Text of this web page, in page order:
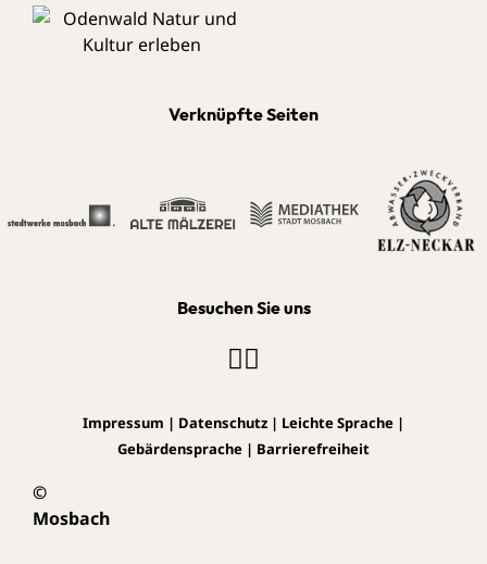
Verknüpfte Seiten
Besuchen Sie uns
©
Mosbach
Impressum | Datenschutz | Leichte Sprache |
Gebärdensprache | Barrierefreiheit